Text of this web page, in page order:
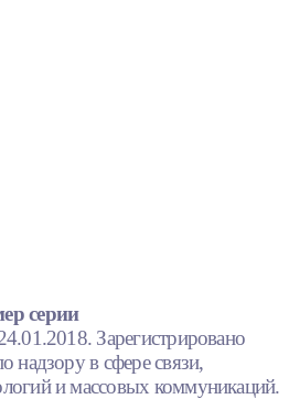
серии
Зарегистрировано
надзору в сфере связи,
и массовых коммуникаций.